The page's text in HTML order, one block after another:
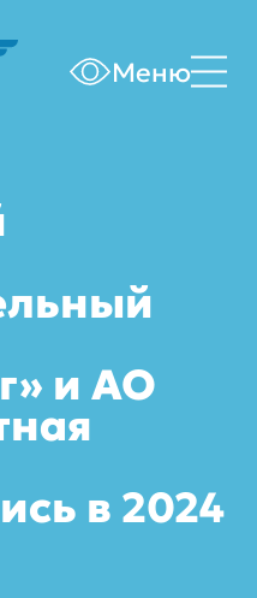
Меню
и АО
в 2024